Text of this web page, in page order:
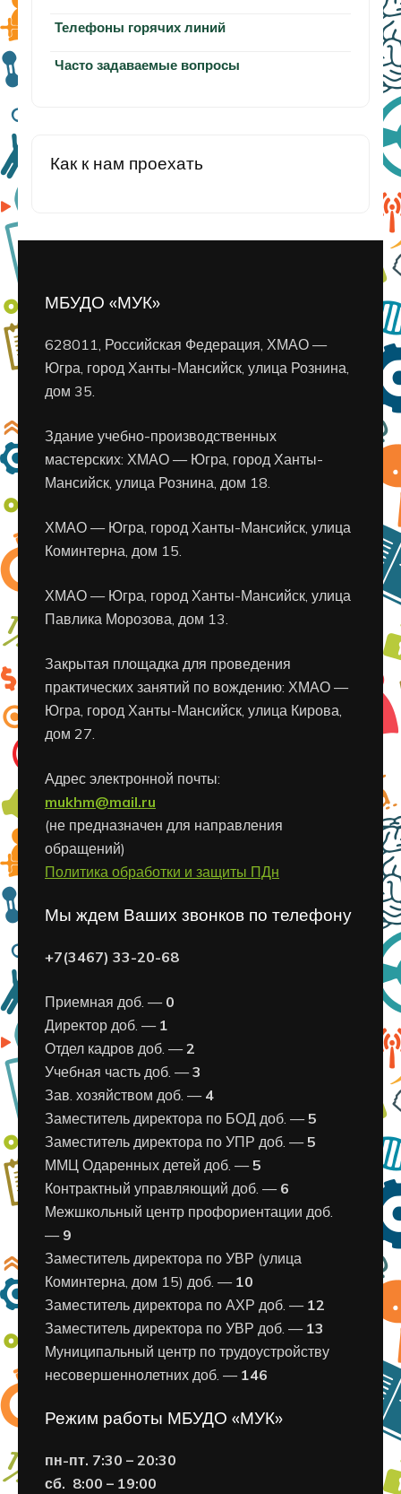
Телефоны горячих линий
Часто задаваемые вопросы
Как к нам проехать
МБУДО «МУК»
628011, Российская Федерация, ХМАО —
Югра, город Ханты-Мансийск, улица Рознина,
дом 35.
Здание учебно-производственных
мастерских: ХМАО — Югра, город Ханты-
Мансийск, улица Рознина, дом 18.
ХМАО — Югра, город Ханты-Мансийск, улица
Коминтерна, дом 15.
ХМАО — Югра, город Ханты-Мансийск, улица
Павлика Морозова, дом 13.
Закрытая площадка для проведения
практических занятий по вождению: ХМАО —
Югра, город Ханты-Мансийск, улица Кирова,
дом 27.
Адрес электронной почты:
mukhm@mail.ru
(не предназначен для направления
обращений)
Политика обработки и защиты ПДн
Мы ждем Ваших звонков по телефону
+7(3467) 33-20-68
Приемная доб. — 0
Директор доб. — 1
Отдел кадров доб. —2
Учебная часть доб. —3
Зав. хозяйством доб. — 4
Заместитель директора по БОД доб. —5
Заместитель директора по УПР доб. —5
ММЦ Одаренных детей доб. —5
Контрактный управляющий доб. — 6
Межшкольный центр профориентации доб.
— 9
Заместитель директора по УВР (улица
Коминтерна, дом 15) доб. — 10
Заместитель директора по АХР доб. — 12
Заместитель директора по УВР доб. — 13
Муниципальный центр по трудоустройству
несовершеннолетних доб. — 146
Режим работы МБУДО «МУК»
пн-пт. 7:30 – 20:30
сб. 8:00 – 19:00